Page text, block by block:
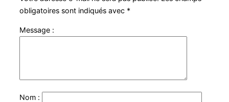
obligatoires sont indiqués avec *
Message :
Nom :